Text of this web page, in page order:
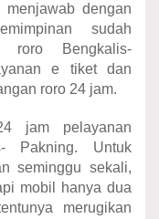
dengan
sudah
roro Bengkalis-
e tiket dan
roro 24 jam.
jam pelayanan
Pakning. Untuk
seminggu sekali,
mobil hanya dua
merugikan